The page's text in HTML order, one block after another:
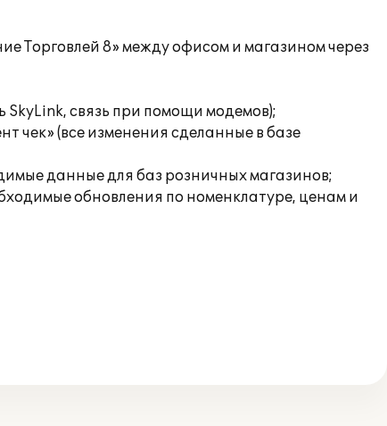
Торговлей 8» между офисом и магазином через
SkyLink, связь при помощи модемов);
чек» (все изменения сделанные в базе
данные для баз розничных магазинов;
обновления по номенклатуре, ценам и